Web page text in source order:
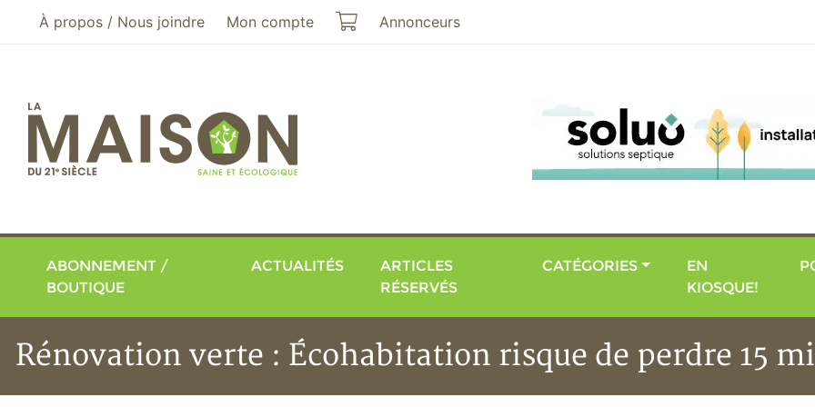
Aller au menu principal
Aller au contenu principal
À propos / Nous joindre Mon compte Mon panier
Annonceurs
ABONNEMENT /
BOUTIQUE
ACTUALITÉS
ARTICLES
RÉSERVÉS
CATÉGORIES
EN
KIOSQUE!
Rénovation verte : Écohabitation risque de perdre 15